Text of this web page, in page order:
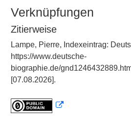
Verknüpfungen
Zitierweise
Lampe, Pierre, Indexeintrag:
https://www.deutsche-
biographie.de/
[07.08.2026].